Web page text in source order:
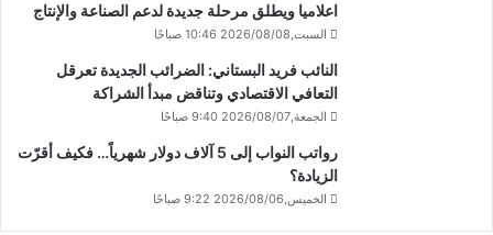
اعلاميا ويطلق مرحلة جديدة لدعم الصناعة والإنتاج
السبت,2026/08/08 10:46 صباحًا
النائب فريد البستاني: الضرائب الجديدة تعرقل
التعافي الاقتصادي وتناقض مبدأ الشراكة
الجمعة,2026/08/07 9:40 صباحًا
رواتب النواب إلى 5 آلاف دولار شهرياً… فكيف أقرّت
الزيادة؟
الخميس,2026/08/06 9:22 صباحًا